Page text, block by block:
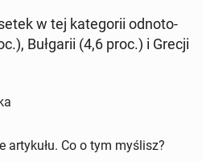
w tej ka­te­go­rii od­no­to­
Buł­ga­rii (4,6 proc.) i Grecji
artykułu. Co o tym myślisz?